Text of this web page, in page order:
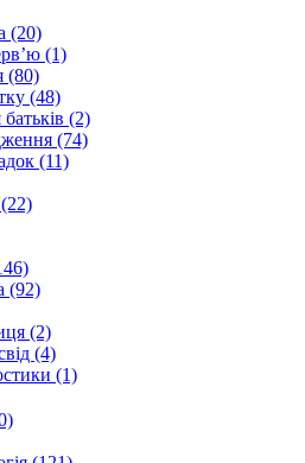
(20)
(1)
(80)
(48)
(2)
(74)
(11)
(92)
(2)
(4)
(1)